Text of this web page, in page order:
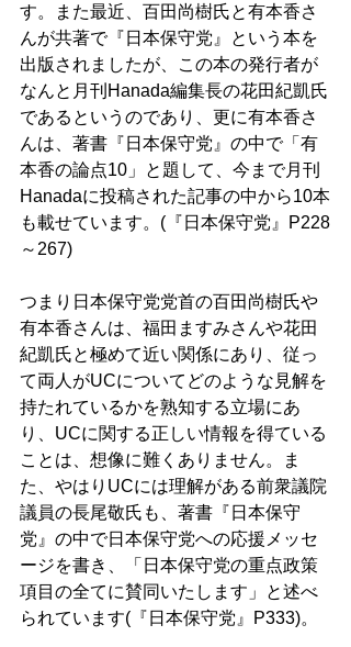
す。また最近、百田尚樹氏と有本香さ
んが共著で『日本保守党』という本を
出版されましたが、この本の発行者が
なんと月刊Hanada編集長の花田紀凱氏
であるというのであり、更に有本香さ
んは、著書『日本保守党』の中で「有
本香の論点10」と題して、今まで月刊
Hanadaに投稿された記事の中から10本
も載せています。(『日本保守党』P228
～267)
つまり日本保守党党首の百田尚樹氏や
有本香さんは、福田ますみさんや花田
紀凱氏と極めて近い関係にあり、従っ
て両人がUCについてどのような見解を
持たれているかを熟知する立場にあ
り、UCに関する正しい情報を得ている
ことは、想像に難くありません。ま
た、やはりUCには理解がある前衆議院
議員の長尾敬氏も、著書『日本保守
党』の中で日本保守党への応援メッセ
ージを書き、「日本保守党の重点政策
項目の全てに賛同いたします」と述べ
られています(『日本保守党』P333)。